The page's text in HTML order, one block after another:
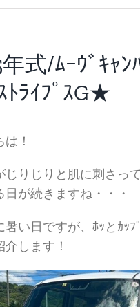
式/ﾑｰｳﾞｷｬﾝ
ﾄﾗｲﾌﾟｽG★
！
じりじりと肌に刺さっ
日が続きますね・・・
暑い日ですが、ﾎｯとｶｯﾌ
します！